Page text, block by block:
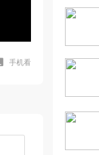
手机看
[7] 【
数理统
[8] 【
数理统
[9] 【课
数理统
831播放